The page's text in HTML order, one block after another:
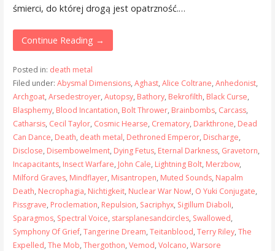
śmierci, do której drogą jest opatrzność.…
Continue Reading →
Posted in: death metal
Filed under: Abysmal Dimensions, Aghast, Alice Coltrane, Anhedonist,
Archgoat, Arsedestroyer, Autopsy, Bathory, Bekrofilth, Black Curse,
Blasphemy, Blood Incantation, Bolt Thrower, Brainbombs, Carcass,
Catharsis, Cecil Taylor, Cosmic Hearse, Crematory, Darkthrone, Dead
Can Dance, Death, death metal, Dethroned Emperor, Discharge,
Disclose, Disembowelment, Dying Fetus, Eternal Darkness, Gravetorn,
Incapacitants, Insect Warfare, John Cale, Lightning Bolt, Merzbow,
Milford Graves, Mindflayer, Misantropen, Muted Sounds, Napalm
Death, Necrophagia, Nichtigkeit, Nuclear War Now!, O Yuki Conjugate,
Pissgrave, Proclemation, Repulsion, Sacriphyx, Sigillum Diaboli,
Sparagmos, Spectral Voice, starsplanesandcircles, Swallowed,
Symphony Of Grief, Tangerine Dream, Teitanblood, Terry Riley, The
Expelled, The Mob, Thergothon, Vemod, Volcano, Warsore